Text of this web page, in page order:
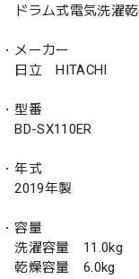
ドラム式電気洗濯
・メーカー
日立 HITACHI
・型番
BD-SX110ER
・年式
2019年製
・容量
洗濯容量 11.0kg
乾燥容量 6.0kg